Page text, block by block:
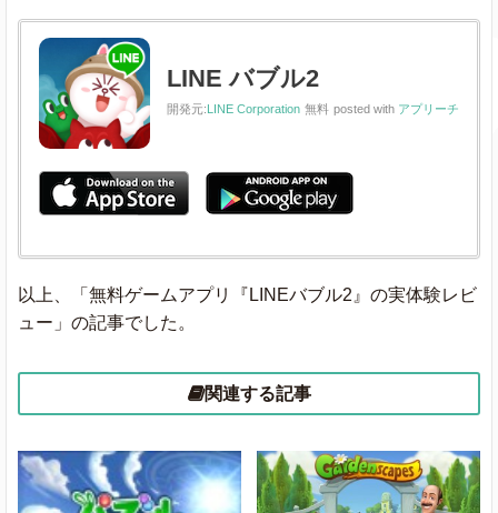
LINE バブル2
開発元:LINE Corporation 無料 posted with アプリーチ
以上、「無料ゲームアプリ『LINEバブル2』の実体験レビ
ュー」の記事でした。
関連する記事